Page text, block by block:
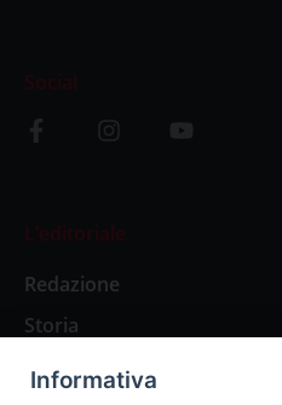
Social
L’editoriale
Redazione
Storia
Informativa